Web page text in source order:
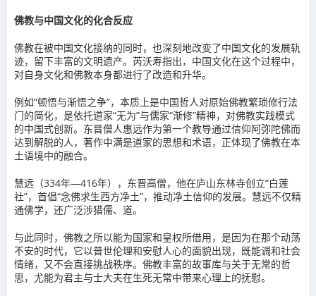
佛教与中国文化的化合反应
佛教在被中国文化接纳的同时，也深刻地改变了中国文化的发展轨
迹，留下丰富的文明遗产。 芮沃寿指出， 中国文化在这个过程中，
对自身文化和佛教本身都进行了改造和升华。
例如“顿悟与渐悟之争”，本质上是中国哲人对原始佛教繁琐修行法
门的简化，是依托道家“无为”与儒家“渐修”精神，对佛教实践模式
的中国式创新。东晋僧人惠远作为第一个教导通过信仰阿弥陀佛而
达到解脱的人，著作中满是道家的思想和术语，正体现了佛教在本
土语境中的融合。
慧远（334年—416年），东晋高僧，他在庐山东林寺创立“白莲
社”，首倡“念佛求生西方净土”，推动净土信仰的发展。慧远不仅精
通佛学，还广泛涉猎儒、道。
与此同时，佛教之所以能为国家和皇权所借用，是因为在那个动荡
不安的时代，它以普世伦理和安慰人心的面貌出现，既能调和社会
情绪，又不会直接挑战秩序。佛教丰富的故事库与关于无常的哲
思，尤能为君主与士大夫在生死无常中带来心理上的抚慰。